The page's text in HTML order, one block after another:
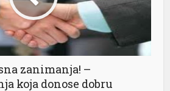
zanimanja! –
koja donose dobru